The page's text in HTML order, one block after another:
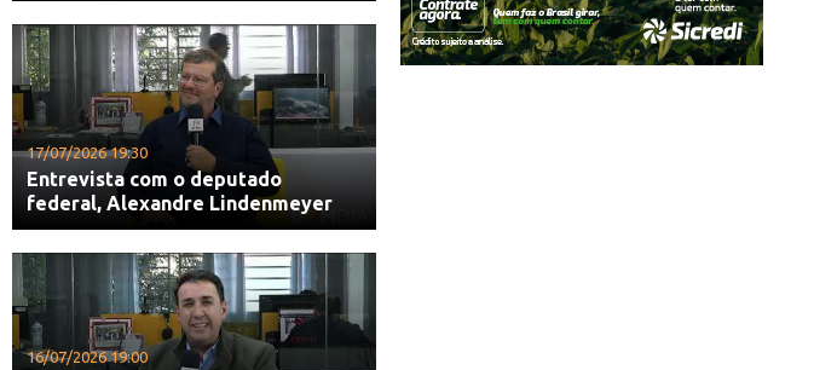
17/07/2026 19:30
Entrevista com o deputado
federal, Alexandre Lindenmeyer
16/07/2026 19:00